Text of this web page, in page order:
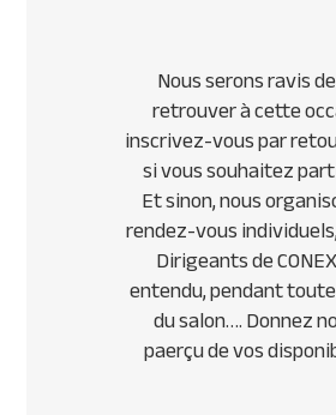
Nous serons ravis
retrouver à cette
inscrivez-vous par
si vous souhaitez
Et sinon, nous
rendez-vous
Dirigeants de
entendu, pendant
du salon…. Donnez
paerçu de vos